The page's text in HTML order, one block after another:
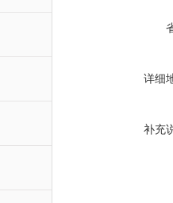
详细
补充